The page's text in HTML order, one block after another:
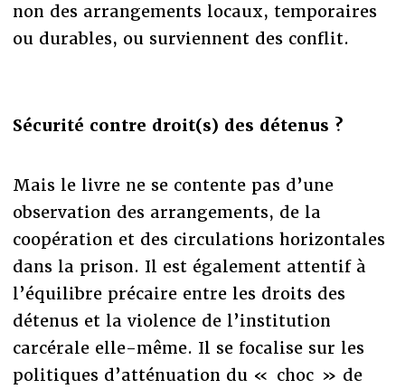
non des arrangements locaux, temporaires
ou durables, ou surviennent des conflit.
Sécurité contre droit(s) des détenus ?
Mais le livre ne se contente pas d’une
observation des arrangements, de la
coopération et des circulations horizontales
dans la prison. Il est également attentif à
l’équilibre précaire entre les droits des
détenus et la violence de l’institution
carcérale elle-même. Il se focalise sur les
politiques d’atténuation du « choc » de